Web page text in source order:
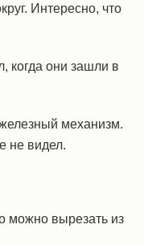
Интересно, что
когда они зашли в
механизм.
не видел.
можно вырезать из